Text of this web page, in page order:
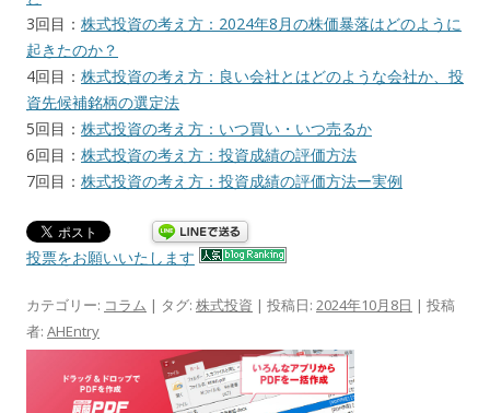
3回目： 株式投資の考え方：2024年8月の株価暴落はどのように
起きたのか？
4回目： 株式投資の考え方：良い会社とはどのような会社か、投
資先候補銘柄の選定法
5回目： 株式投資の考え方：いつ買い・いつ売るか
6回目： 株式投資の考え方：投資成績の評価方法
7回目： 株式投資の考え方：投資成績の評価方法ー実例
投票をお願いいたします
カテゴリー: コラム | タグ: 株式投資 | 投稿日: 2024年10月8日 | 投稿
者: AHEntry